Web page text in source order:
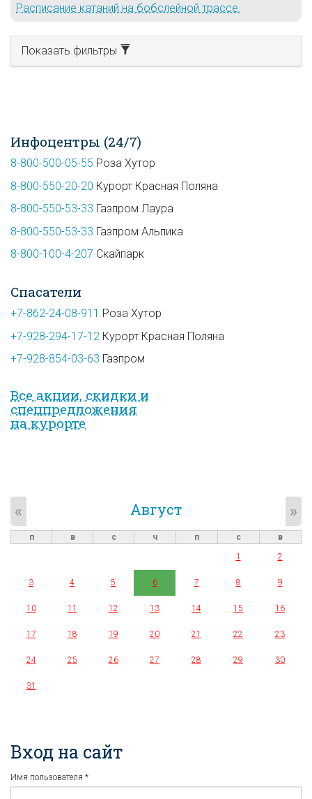
Расписание катаний на бобслейной трассе.
Показать фильтры
Инфоцентры (24/7)
8-800-500-05-55 Роза Хутор
8-800-550-20-20 Курорт Красная Поляна
8-800-550-53-33 Газпром Лаура
8-800-550-53-33 Газпром Альпика
8-800-100-4-207 Скайпарк
Спасатели
+7-862-24-08-911 Роза Хутор
+7-928-294-17-12 Курорт Красная Поляна
+7-928-854-03-63 Газпром
Все акции, скидки и
спец­предложе­ния
на курорте
Август
« »
п в с ч п с
в
1
2
3 4 5 6 7 8 9
10 11 12 13 14 15 16
17 18 19 20 21 22 23
24 25 26 27 28 29 30
31
Вход на сайт
Имя пользователя *